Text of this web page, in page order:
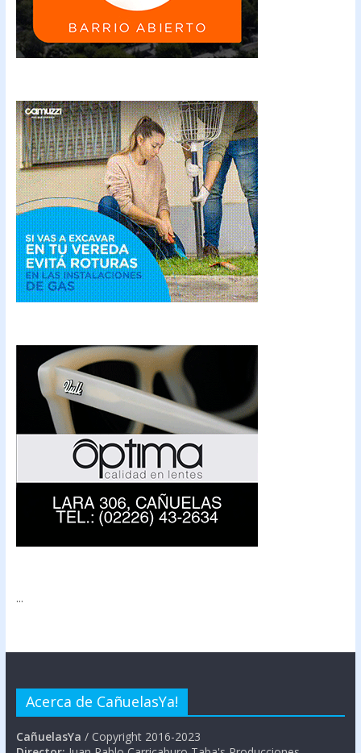
...
Acerca de CañuelasYa!
CañuelasYa / Copyright 2016-2023